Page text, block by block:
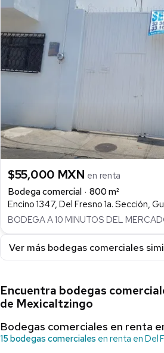
$55,000 MXN en renta
Bodega comercial
800 m²
Encino 1347, Del Fresno 1a. Sección,
BODEGA A 10 MINUTOS DEL
Ver más bodegas comerciales
Encuentra bodegas
de Mexicaltzingo
Bodegas comerciales en renta
15 bodegas comerciales en renta en Del